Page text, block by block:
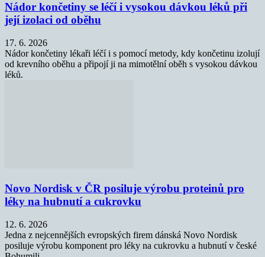
Nádor končetiny se léčí i vysokou dávkou léků při
její izolaci od oběhu
17. 6. 2026
Nádor končetiny lékaři léčí i s pomocí metody, kdy končetinu izolují
od krevního oběhu a připojí ji na mimotělní oběh s vysokou dávkou
léků.
Novo Nordisk v ČR posiluje výrobu proteinů pro
léky na hubnutí a cukrovku
12. 6. 2026
Jedna z nejcennějších evropských firem dánská Novo Nordisk
posiluje výrobu komponent pro léky na cukrovku a hubnutí v české